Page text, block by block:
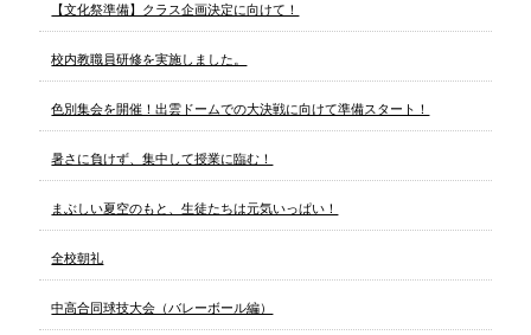
【文化祭準備】クラス企画決定に向けて！
校内教職員研修を実施しました。
色別集会を開催！出雲ドームでの大決戦に向けて準備スタート！
暑さに負けず、集中して授業に臨む！
まぶしい夏空のもと、生徒たちは元気いっぱい！
全校朝礼
中高合同球技大会（バレーボール編）